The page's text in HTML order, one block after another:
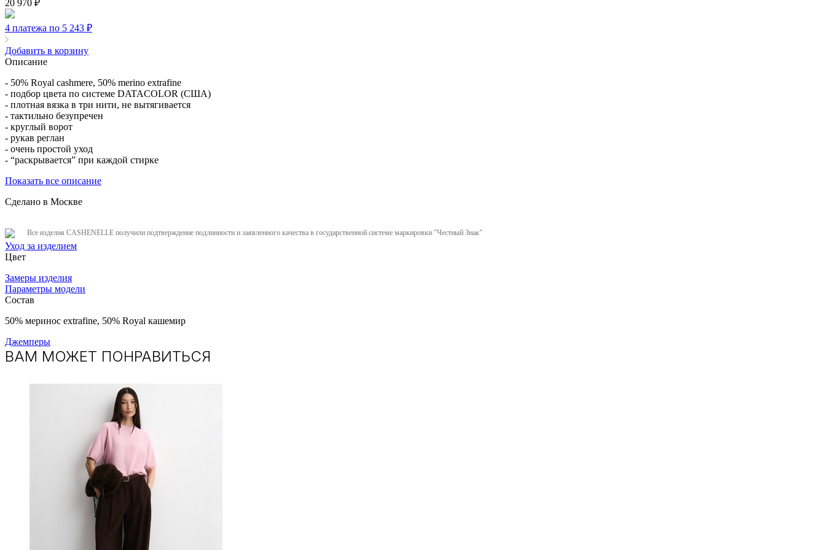
20 970 ₽
4 платежа по 5 243 ₽
Добавить в корзину
Описание
- 50% Royal cashmere, 50% merino extrafine
- подбор цвета по системе DATACOLOR (США)
- плотная вязка в три нити, не вытягивается
- тактильно безупречен
- круглый ворот
- рукав реглан
- очень простой уход
- “раскрывается” при каждой стирке
Показать все описание
Сделано в Москве
Все изделия CASHENELLE получили подтверждение подлинности и заявленного качества в государственной системе маркировки "Честный Знак"
Уход за изделием
Цвет
Замеры изделия
Параметры модели
Состав
50% меринос extrafine, 50% Royal кашемир
Джемперы
ВАМ МОЖЕТ ПОНРАВИТЬСЯ